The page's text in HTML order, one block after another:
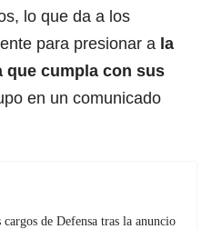
lo que da a los
para presionar a la
que cumpla con sus
en un comunicado
de Defensa tras la anuncio